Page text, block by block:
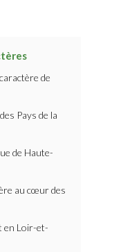
de
Pays de la
de Haute-
au cœur des
en Loir-et-